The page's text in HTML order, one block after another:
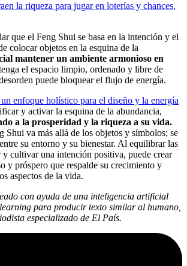
la riqueza para jugar en loterías y chances,
que el Feng Shui se basa en la intención y el
colocar objetos en la esquina de la
mantener un ambiente armonioso en
el espacio limpio, ordenado y libre de
puede bloquear el flujo de energía.
enfoque holístico para el diseño y la energía
y activar la esquina de la abundancia,
a la prosperidad y la riqueza a su vida.
Shui va más allá de los objetos y símbolos; se
su entorno y su bienestar. Al equilibrar las
y cultivar una intención positiva, puede crear
y próspero que respalde su crecimiento y
aspectos de la vida.
con ayuda de una inteligencia artificial
para producir texto similar al humano,
especializado de El País.